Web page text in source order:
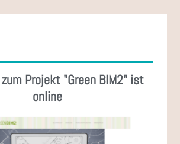
Projekt "Green BIM2" ist
online